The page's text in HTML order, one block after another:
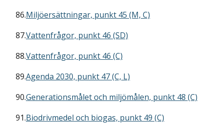
86.Miljöersättningar, punkt 45 (M, C)
87.Vattenfrågor, punkt 46 (SD)
88.Vattenfrågor, punkt 46 (C)
89.Agenda 2030, punkt 47 (C, L)
90.Generationsmålet och miljömålen, punkt 48 (C)
91.Biodrivmedel och biogas, punkt 49 (C)